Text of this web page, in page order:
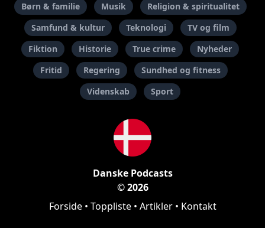
Børn & familie
Musik
Religion & spiritualitet
Samfund & kultur
Teknologi
TV og film
Fiktion
Historie True crime
Nyheder
Fritid
Regering
Sundhed og fitness
Videnskab
Sport
Danske Podcasts
© 2026
Forside• Toppliste• Artikler• Kontakt